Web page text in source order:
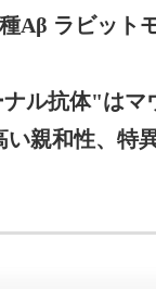
Aβ ラビット
ル抗体"はマ
親和性、特